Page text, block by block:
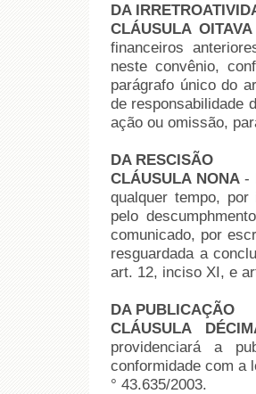
DA
CLÁUSULA OITAVA
financeiros
neste convênio,
parágrafo único do
de responsabilidade
ação ou omissão,
DA RESCISÃO
CLÁUSULA NONA-
qualquer tempo,
pelo
comunicado, por
resguardada a
art. 12, inciso XI, e
DA PUBLICAÇÃO
CLÁUSULA
providenciará a
conformidade com a
° 43.635/2003.